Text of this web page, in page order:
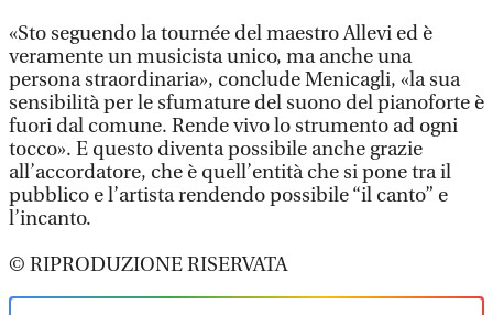
«Sto seguendo la tournée del maestro Allevi ed è
veramente un musicista unico, ma anche una
persona straordinaria», conclude Menicagli, «la sua
sensibilità per le sfumature del suono del pianoforte è
fuori dal comune. Rende vivo lo strumento ad ogni
tocco». E questo diventa possibile anche grazie
all’accordatore, che è quell’entità che si pone tra il
pubblico e l’artista rendendo possibile “il canto” e
l’incanto.
© RIPRODUZIONE RISERVATA